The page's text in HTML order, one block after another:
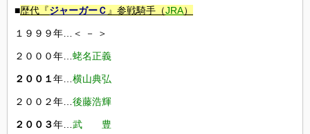
■歴代『ジャーガーＣ 』参戦騎手（JRA）
１９９９年…＜ － ＞
２０００年… 蛯名正義
２００１年… 横山典弘
２００２年… 後藤浩輝
２００３年… 武 豊